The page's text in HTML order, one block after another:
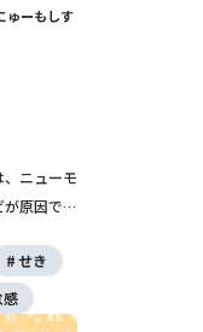
ゅーもしす
ニューモ
原因で起
な症状で
がること
よる治
せき
感